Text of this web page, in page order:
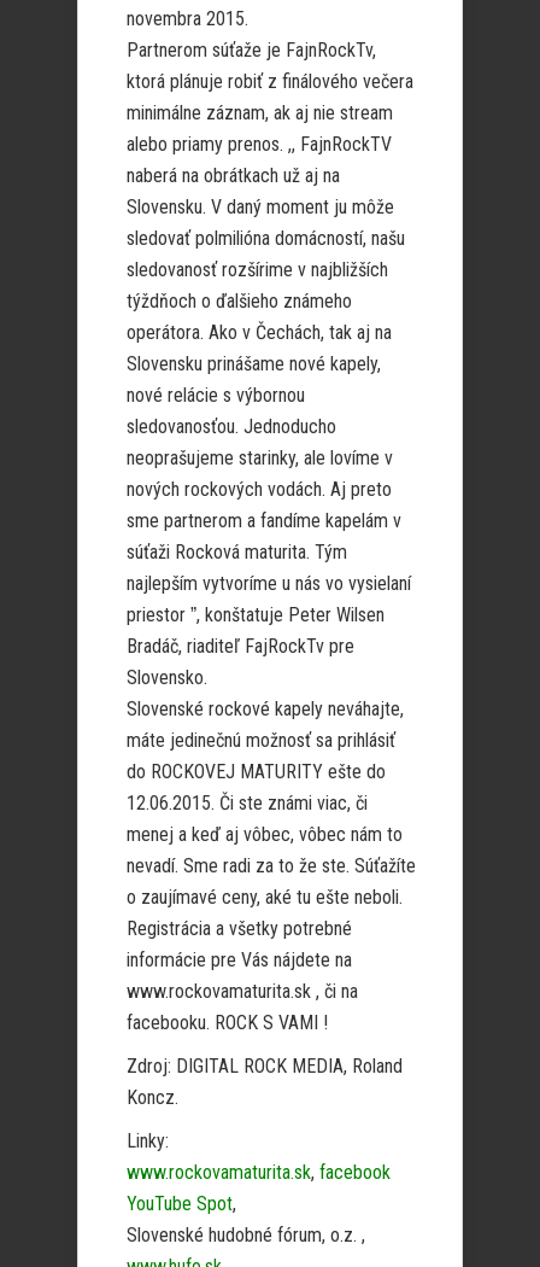
novembra 2015.
Partnerom súťaže je FajnRockTv,
ktorá plánuje robiť z finálového večera
minimálne záznam, ak aj nie stream
alebo priamy prenos. ,, FajnRockTV
naberá na obrátkach už aj na
Slovensku. V daný moment ju môže
sledovať polmilióna domácností, našu
sledovanosť rozšírime v najbližších
týždňoch o ďalšieho známeho
operátora. Ako v Čechách, tak aj na
Slovensku prinášame nové kapely,
nové relácie s výbornou
sledovanosťou. Jednoducho
neoprašujeme starinky, ale lovíme v
nových rockových vodách. Aj preto
sme partnerom a fandíme kapelám v
súťaži Rocková maturita. Tým
najlepším vytvoríme u nás vo vysielaní
priestor ˮ, konštatuje Peter Wilsen
Bradáč, riaditeľ FajRockTv pre
Slovensko.
Slovenské rockové kapely neváhajte,
máte jedinečnú možnosť sa prihlásiť
do ROCKOVEJ MATURITY ešte do
12.06.2015. Či ste známi viac, či
menej a keď aj vôbec, vôbec nám to
nevadí. Sme radi za to že ste. Súťažíte
o zaujímavé ceny, aké tu ešte neboli.
Registrácia a všetky potrebné
informácie pre Vás nájdete na
www.rockovamaturita.sk , či na
facebooku. ROCK S VAMI !
Zdroj: DIGITAL ROCK MEDIA, Roland
Koncz.
Linky:
www.rockovamaturita.sk, facebook
YouTube Spot,
Slovenské hudobné fórum, o.z. ,